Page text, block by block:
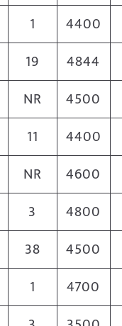
1 4400
19 4844
NR 4500
11 4400
NR 4600
3 4800
38 4500
1 4700